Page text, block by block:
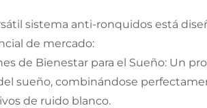
sistema anti-ronquidos está
de mercado:
de Bienestar para el Sueño: Un
sueño, combinándose
de ruido blanco.